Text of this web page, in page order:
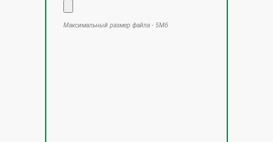
Максимальный размер файла - 5Мб